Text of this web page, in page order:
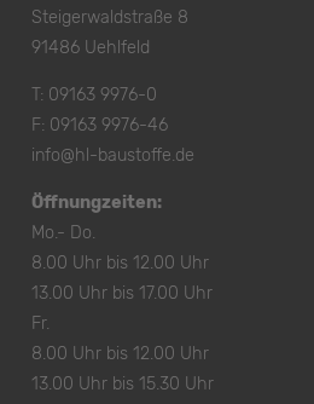
Steigerwaldstraße 8
91486 Uehlfeld
T: 09163 9976-0
F: 09163 9976-46
info@hl-baustoffe.de
Öffnungzeiten:
Mo.- Do.
8.00 Uhr bis 12.00 Uhr
13.00 Uhr bis 17.00 Uhr
Fr.
8.00 Uhr bis 12.00 Uhr
13.00 Uhr bis 15.30 Uhr